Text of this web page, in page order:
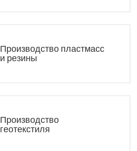
Производство пластмасс
и резины
Производство
геотекстиля